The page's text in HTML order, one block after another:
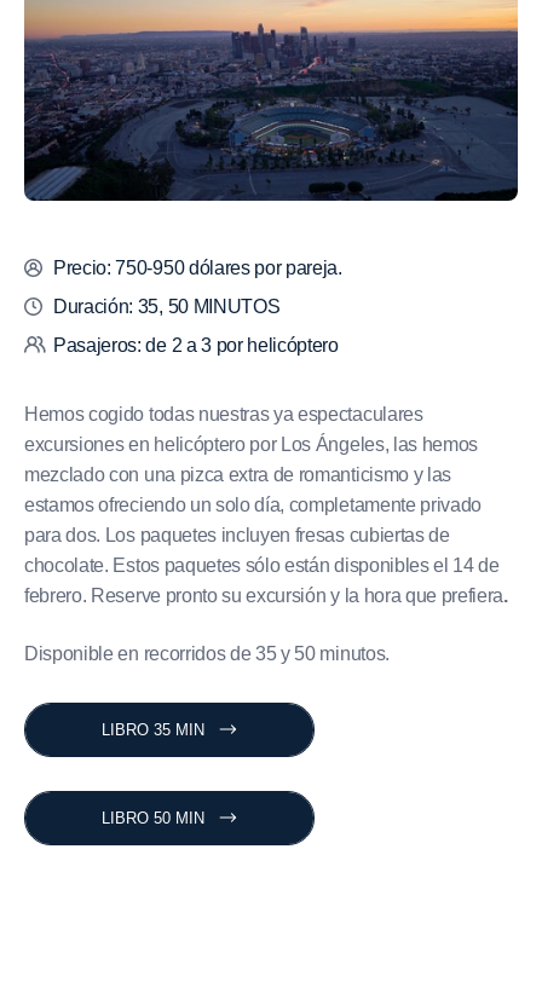
Precio: 750-950 dólares por pareja.
Duración: 35, 50 MINUTOS
Pasajeros: de 2 a 3 por helicóptero
Hemos cogido todas nuestras ya espectaculares
excursiones en helicóptero por Los Ángeles, las hemos
mezclado con una pizca extra de romanticismo y las
estamos ofreciendo un solo día, completamente privado
para dos. Los paquetes incluyen fresas cubiertas de
chocolate. Estos paquetes sólo están disponibles el 14 de
febrero. Reserve pronto su excursión y la hora que prefiera.
Disponible en recorridos de 35 y 50 minutos.
LIBRO 35 MIN
LIBRO 50 MIN